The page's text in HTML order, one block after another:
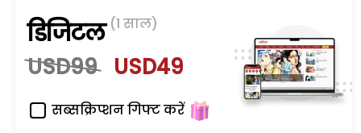
डिजिटल (1 साल)
USD99 USD49
सब्सक्रिप्शन गिफ्ट करें